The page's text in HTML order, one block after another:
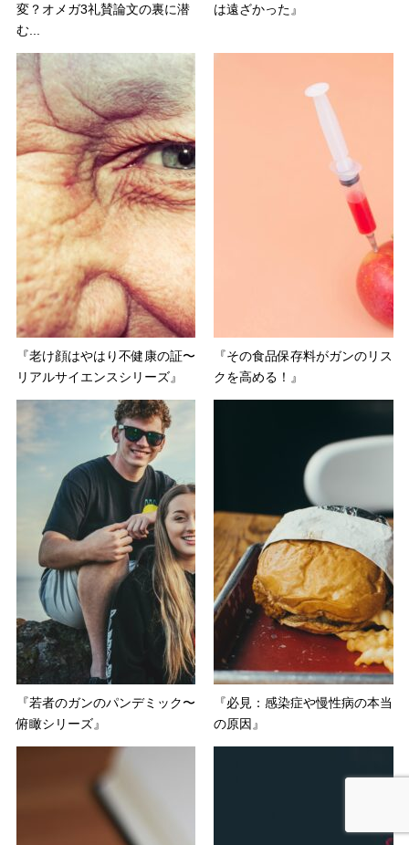
変？オメガ3礼賛論文の裏に潜
む...
は遠ざかった』
『老け顔はやはり不健康の証〜
リアルサイエンスシリーズ』
『その食品保存料がガンのリス
クを高める！』
『若者のガンのパンデミック〜
俯瞰シリーズ』
『必見：感染症や慢性病の本当
の原因』